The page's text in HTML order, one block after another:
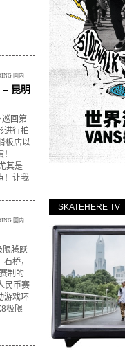
国内
昆明
巡回第
进行拍
板店以
其是
！让我
国内
限腾跃
桥，
制的
民币赛
游戏环
极限
SKATEHERE TV